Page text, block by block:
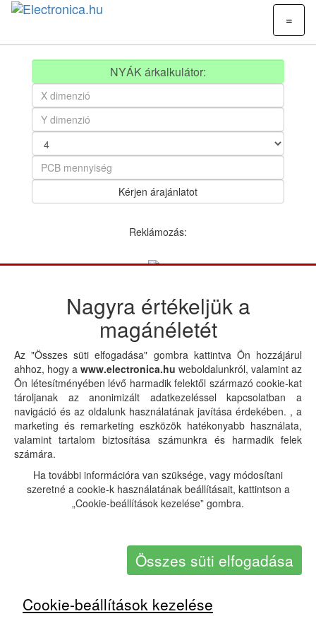
=
NYÁK árkalkulátor:
Reklámozás:
© Electronica.hu. All rights reserved.
Ha bármilyen kérdése van, kérjük,lépjen velünk
kapcsolatba.Contact| Cookie-fájlok|Adatvédelmi
irányelvek.
Nagyra értékeljük a
magánéletét
Az "Összes süti elfogadása" gombra kattintva Ön hozzájárul
ahhoz, hogy a www.electronica.hu weboldalunkról, valamint az
Ön létesítményében lévő harmadik felektől származó cookie-kat
tároljanak az anonimizált adatkezeléssel kapcsolatban a
navigáció és az oldalunk használatának javítása érdekében. , a
marketing és remarketing eszközök hatékonyabb használata,
valamint tartalom biztosítása számunkra és harmadik felek
számára.
Ha további információra van szüksége, vagy módosítani
szeretné a cookie-k használatának beállításait, kattintson a
„Cookie-beállítások kezelése” gombra.
Összes süti elfogadása
Cookie-beállítások kezelése
Ha további információra van szüksége, vagy módosítani
szeretné a cookie-k használatának beállításait, kattintson a
„Cookie-beállítások kezelése” gombra.